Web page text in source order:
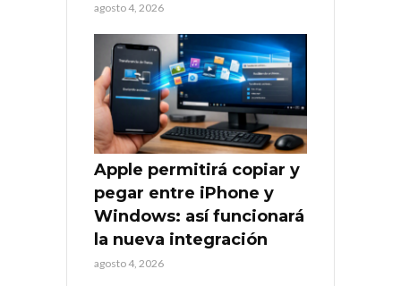
agosto 4, 2026
Apple permitirá copiar y
pegar entre iPhone y
Windows: así funcionará
la nueva integración
agosto 4, 2026